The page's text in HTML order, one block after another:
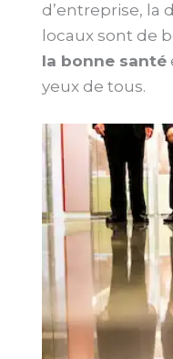
d’entreprise, la
locaux sont de
la bonne santé
yeux de tous.